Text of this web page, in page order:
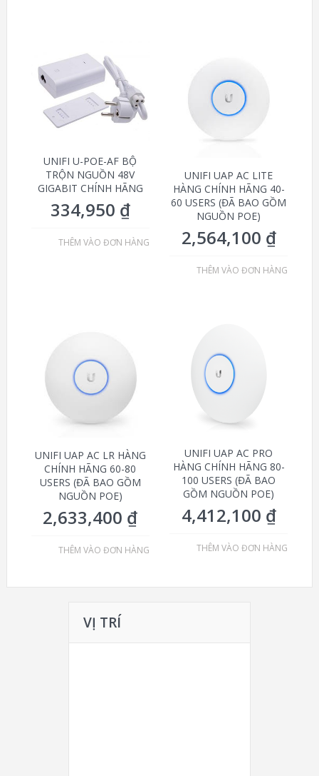
UNIFI U-POE-AF BỘ
TRỘN NGUỒN 48V
GIGABIT CHÍNH HÃNG
334,950 ₫
THÊM VÀO ĐƠN HÀNG
UNIFI UAP AC LITE
HÀNG CHÍNH HÃNG 40-
60 USERS (ĐÃ BAO GỒM
NGUỒN POE)
2,564,100 ₫
THÊM VÀO ĐƠN HÀNG
UNIFI UAP AC LR HÀNG
CHÍNH HÃNG 60-80
USERS (ĐÃ BAO GỒM
NGUỒN POE)
2,633,400 ₫
THÊM VÀO ĐƠN HÀNG
UNIFI UAP AC PRO
HÀNG CHÍNH HÃNG 80-
100 USERS (ĐÃ BAO
GỒM NGUỒN POE)
4,412,100 ₫
THÊM VÀO ĐƠN HÀNG
VỊ TRÍ